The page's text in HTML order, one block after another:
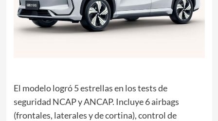
El modelo logró 5 estrellas en los tests de
seguridad NCAP y ANCAP. Incluye 6 airbags
(frontales, laterales y de cortina), control de